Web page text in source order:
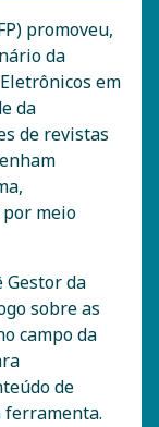
promoveu,
da
em
da
de revistas
meio
Gestor da
sobre as
campo da
de